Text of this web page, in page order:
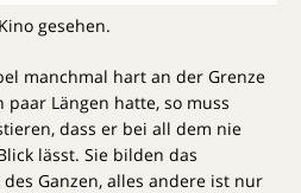
gesehen.
manchmal hart an der Grenze
Längen hatte, so muss
dass er bei all dem nie
lässt. Sie bilden das
Ganzen, alles andere ist nur